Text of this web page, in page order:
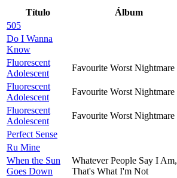
Título Álbum
505
Do I Wanna
Know
Fluorescent
Adolescent
Favourite Worst Nightmare
Fluorescent
Adolescent
Favourite Worst Nightmare
Fluorescent
Adolescent
Favourite Worst Nightmare
Perfect Sense
Ru Mine
When the Sun
Goes Down
Whatever People Say I Am,
That's What I'm Not